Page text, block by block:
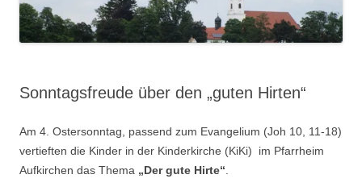
Sonntagsfreude über den „guten Hirten“
Am 4. Ostersonntag, passend zum Evangelium (Joh 10, 11-18)
vertieften die Kinder in der Kinderkirche (KiKi) im Pfarrheim
Aufkirchen das Thema „Der gute Hirte“.